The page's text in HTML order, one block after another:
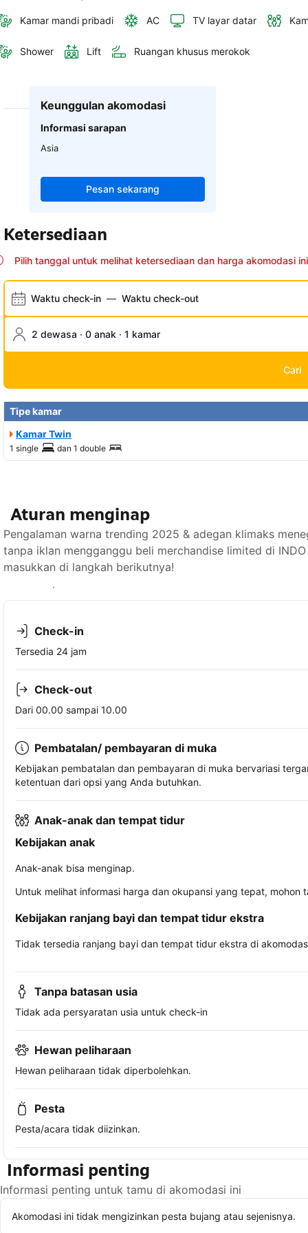
Kamar mandi pribadi AC TV layar datar
Shower Lift Ruangan khusus merokok
Keunggulan akomodasi
Informasi sarapan
Asia
Pesan sekarang
Ketersediaan
Pilih tanggal untuk melihat ketersediaan dan harga akomodasi ini
Waktu check-in — Waktu check-out
2 dewasa · 0 anak · 1 kamar
Cari
Tipe kamar
Kamar Twin
1 single dan 1 double
Aturan menginap
Pengalaman warna trending 2025 & adegan klimaks
tanpa iklan mengganggu beli merchandise limited di
masukkan di langkah berikutnya!
Lihat ketersediaan
Check-in
Tersedia 24 jam
Check-out
Dari 00.00 sampai 10.00
Pembatalan/ pembayaran di muka
Kebijakan pembatalan dan pembayaran di muka bervariasi
ketentuan dari opsi yang Anda butuhkan.
Anak-anak dan tempat tidur
Kebijakan anak
Anak-anak bisa menginap.
Untuk melihat informasi harga dan okupansi yang tepat,
Kebijakan ranjang bayi dan tempat tidur ekstra
Tidak tersedia ranjang bayi dan tempat tidur ekstra di
Tanpa batasan usia
Tidak ada persyaratan usia untuk check-in
Hewan peliharaan
Hewan peliharaan tidak diperbolehkan.
Pesta
Pesta/acara tidak diizinkan.
Informasi penting
Informasi penting untuk tamu di akomodasi ini
Akomodasi ini tidak mengizinkan pesta bujang atau sejenisnya.